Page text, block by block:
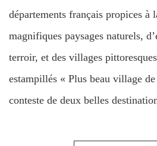
départements français propices à
magnifiques paysages naturels,
terroir, et des villages
estampillés « Plus beau village
conteste de deux belles